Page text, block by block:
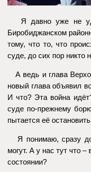
Я давно уже не
Биробиджанском
тому, что то, что
суде, до сих пор никто
А ведь и глава
новый глава объявил
И что? Эта война
суде по-прежнему
пытается её
Я понимаю, сразу до
могут. А у нас тут что
состоянии?